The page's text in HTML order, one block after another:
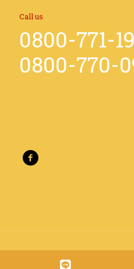
Call us
0800-771-
0800-770-